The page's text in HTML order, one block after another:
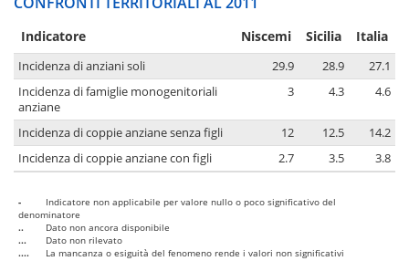
Indicatore Niscemi Sicilia Italia
Incidenza di anziani soli 29.9 28.9
27.1
Incidenza di famiglie monogenitoriali
anziane
3 4.3 4.6
Incidenza di coppie anziane senza figli 12 12.5
14.2
Incidenza di coppie anziane con figli
2.7 3.5 3.8
-
Indicatore non applicabile per valore nullo o poco significativo del
denominatore
..
Dato non ancora disponibile
...
Dato non rilevato
....
La mancanza o esiguità del fenomeno rende i valori non significativi